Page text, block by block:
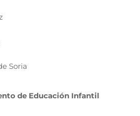
Soria
de Educación Infantil